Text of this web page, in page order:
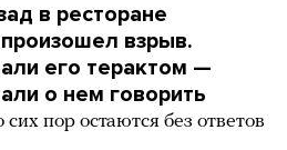
в ресторане
взрыв.
его терактом —
о нем говорить
пор остаются без ответов